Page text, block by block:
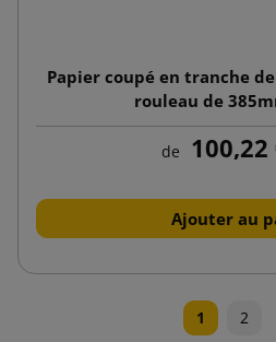
Papier coupé en tranche
rouleau de
de 100,22
Ajouter au
1 2